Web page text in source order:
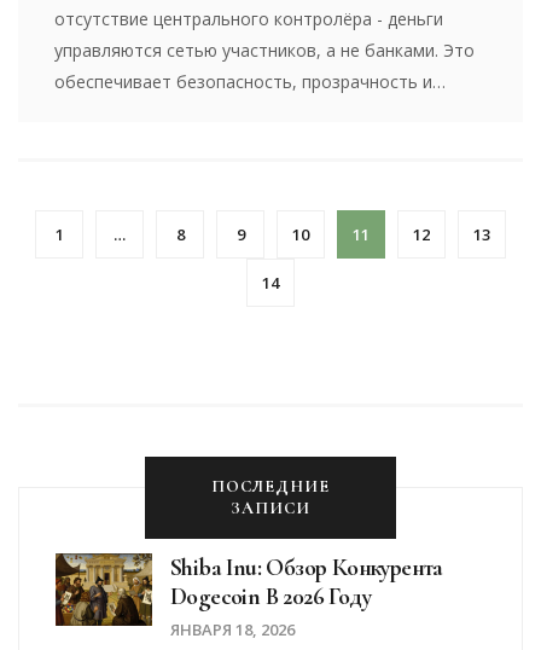
отсутствие центрального контролёра - деньги
управляются сетью участников, а не банками. Это
обеспечивает безопасность, прозрачность и
1 … 8 9 10 11 12 13
14
ПОСЛЕДНИЕ
ЗАПИСИ
Shiba Inu: Обзор Конкурента
Dogecoin В 2026 Году
ЯНВАРЯ 18, 2026